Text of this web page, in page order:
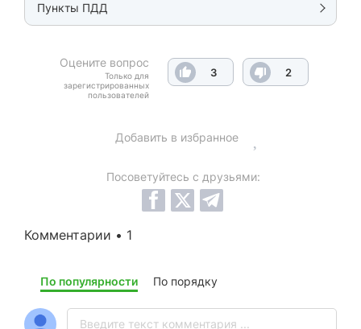
Пункты ПДД
Оцените вопрос
Только для
зарегистрированных
пользователей
3 2
Добавить в избранное
Посоветуйтесь с друзьями:
Комментарии • 1
По популярности По порядку